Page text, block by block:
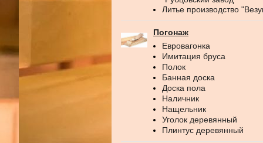
Литье производство
Погонаж
Евровагонка
Имитация бруса
Полок
Банная доска
Доска пола
Наличник
Нащельник
Уголок деревянный
Плинтус деревянный